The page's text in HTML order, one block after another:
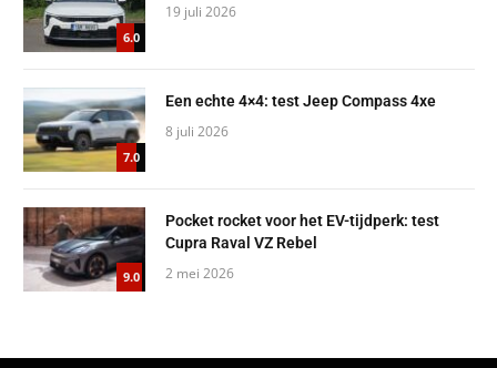
6.0
19 juli 2026
7.0
Een echte 4×4: test Jeep Compass 4xe
8 juli 2026
9.0
Pocket rocket voor het EV-tijdperk: test
Cupra Raval VZ Rebel
2 mei 2026